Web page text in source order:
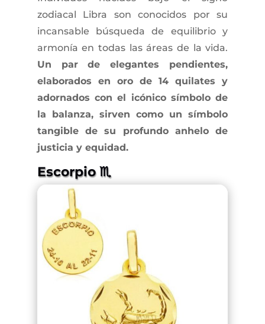
zodiacal Libra son conocidos por su
incansable búsqueda de equilibrio y
armonía en todas las áreas de la vida.
Un par de elegantes pendientes,
elaborados en oro de 14 quilates y
adornados con el icónico símbolo de
la balanza, sirven como un símbolo
tangible de su profundo anhelo de
justicia y equidad.
Escorpio ♏